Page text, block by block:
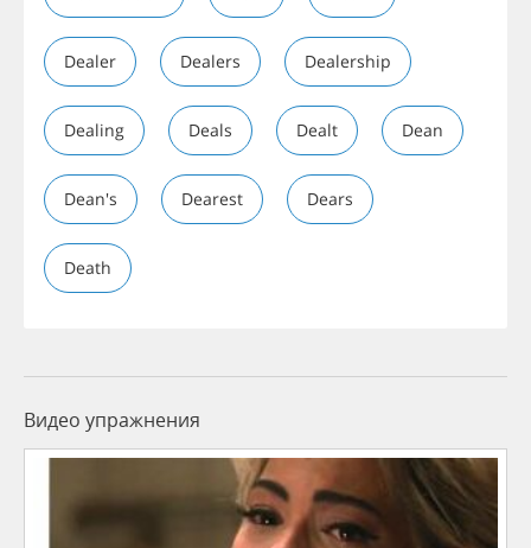
Dealer Dealers Dealership
Dealing Deals Dealt Dean
Dean's Dearest Dears
Death
Видео упражнения